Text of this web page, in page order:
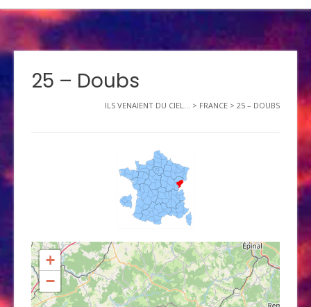
25 – Doubs
ILS VENAIENT DU CIEL... > FRANCE > 25 – DOUBS
+
−